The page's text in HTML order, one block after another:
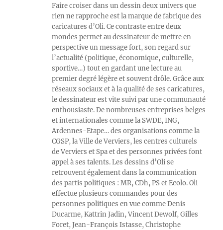
Faire croiser dans un dessin deux univers que
rien ne rapproche est la marque de fabrique des
caricatures d’Oli. Ce contraste entre deux
mondes permet au dessinateur de mettre en
perspective un message fort, son regard sur
l’actualité (politique, économique, culturelle,
sportive…) tout en gardant une lecture au
premier degré légère et souvent drôle. Grâce aux
réseaux sociaux et à la qualité de ses caricatures,
le dessinateur est vite suivi par une communauté
enthousiaste. De nombreuses entreprises belges
et internationales comme la SWDE, ING,
Ardennes-Etape… des organisations comme la
CGSP, la Ville de Verviers, les centres culturels
de Verviers et Spa et des personnes privées font
appel à ses talents. Les dessins d’Oli se
retrouvent également dans la communication
des partis politiques : MR, CDh, PS et Ecolo. Oli
effectue plusieurs commandes pour des
personnes politiques en vue comme Denis
Ducarme, Kattrin Jadin, Vincent Dewolf, Gilles
Foret, Jean-François Istasse, Christophe